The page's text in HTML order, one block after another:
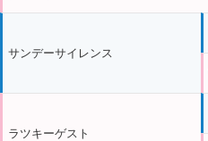
サンデーサイレンス
ラツキーゲスト